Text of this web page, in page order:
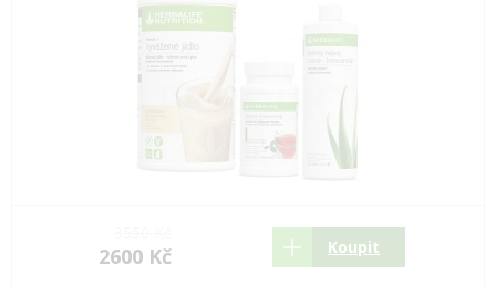
2600 Kč Koupit